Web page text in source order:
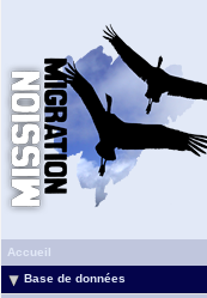
Accueil
Base de données